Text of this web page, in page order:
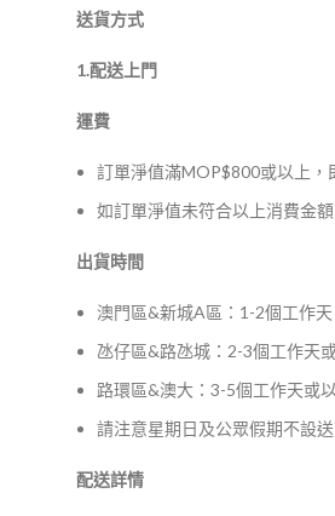
送貨方式
1.配送上門
運費
訂單淨值滿MOP$800或以上，
如訂單淨值未符合以上消費金
出貨時間
澳門區&新城A區：1-2個工作
氹仔區&路氹城：2-3個工作天
路環區&澳大：3-5個工作天或
請注意星期日及公眾假期不設
配送詳情